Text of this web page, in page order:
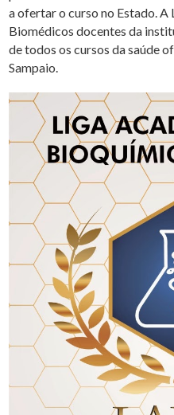
a ofertar o curso no Estado.
Biomédicos docentes da
de todos os cursos da saúde
Sampaio.